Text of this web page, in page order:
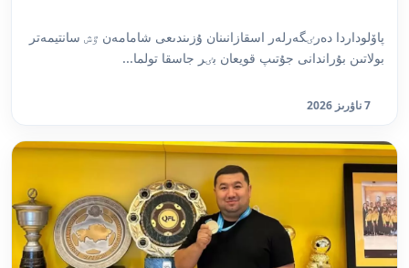
پاۆلوداردا دەرٸگەرلەر اسقازانىنان ۇزىندىعى شامامەن ٷش سانتيمەتر
بولاتىن بۇراندانى جۇتىپ قويعان بٸر جاسقا تولما...
7 ناۋرىز 2026